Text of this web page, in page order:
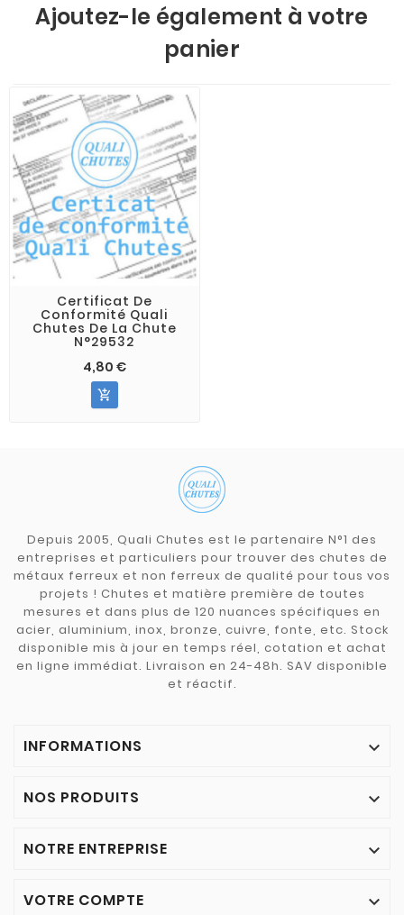
Ajoutez-le également à votre
panier
Certificat De
Conformité Quali
Chutes De La Chute
N°29532
4,80 €

Depuis 2005, Quali Chutes est le partenaire N°1 des
entreprises et particuliers pour trouver des chutes de
métaux ferreux et non ferreux de qualité pour tous vos
projets ! Chutes et matière première de toutes
mesures et dans plus de 120 nuances spécifiques en
acier, aluminium, inox, bronze, cuivre, fonte, etc. Stock
disponible mis à jour en temps réel, cotation et achat
en ligne immédiat. Livraison en 24-48h. SAV disponible
et réactif.
INFORMATIONS 
NOS PRODUITS 
NOTRE ENTREPRISE 
VOTRE COMPTE 